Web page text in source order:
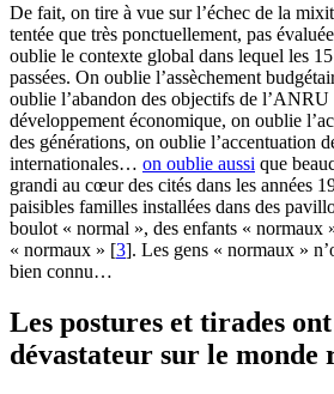
De fait, on tire à vue sur l’échec de la
tentée que très ponctuellement, pas
oublie le contexte global dans lequel les
passées. On oublie l’assèchement
oublie l’abandon des objectifs de l’ANRU
développement économique, on oublie
des générations, on oublie l’accentuation
internationales… on oublie aussi que
grandi au cœur des cités dans les années
paisibles familles installées dans des
boulot « normal », des enfants « normaux
« normaux » [3]. Les gens « normaux »
bien connu…
Les postures et tirades
dévastateur sur le monde